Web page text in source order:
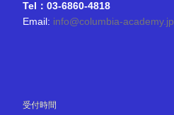
Tel：03-6860-4818
Email: info@columbia-academy.jp
受付時間